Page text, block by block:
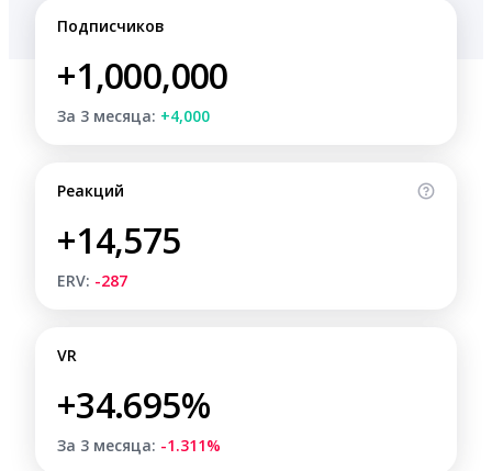
Подписчиков
+1,000,000
За 3 месяца: +4,000
Реакций
+14,575
ERV: -287
VR
+34.695%
За 3 месяца: -1.311%